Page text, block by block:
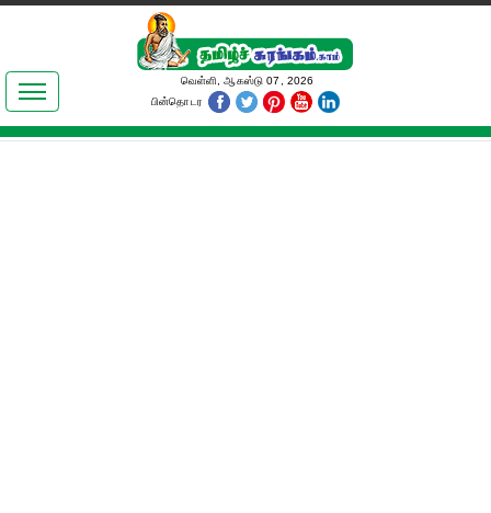
இலக்கியங்கள்
தமிழ் உலகம்
வெள்ளி, ஆகஸ்டு 07, 2026
பின்தொடர